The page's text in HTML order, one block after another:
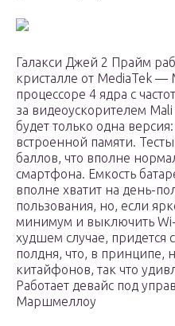
Галакси Джей 2 Прайм
кристалле от MediaTek —
процессоре 4 ядра с
за видеоускорителем
будет только одна
встроенной памяти.
баллов, что вполне
смартфона. Емкость
вполне хватит на день-
пользования, но, если
минимум и выключить
худшем случае, придется
полдня, что, в принципе,
китайфонов, так что
Работает девайс под
Маршмеллоу